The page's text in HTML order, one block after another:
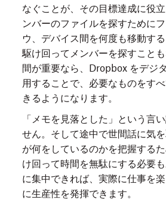
なぐことが、その目標達成に役
ンバーのファイルを探すために
ウ、デバイス間を何度も移動す
駆け回ってメンバーを探すこと
間が重要なら、Dropbox をデジ
用することで、必要なものをす
きるようになります。
「メモを見落とした」という言
せん。そして途中で世間話に気
が何をしているのかを把握する
け回って時間を無駄にする必要
に集中できれば、実際に仕事を
に生産性を発揮できます。